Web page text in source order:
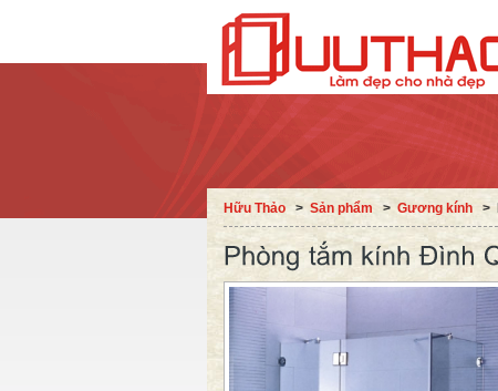
Hữu Thảo ˃ Sản phẩm ˃ Gương kính ˃